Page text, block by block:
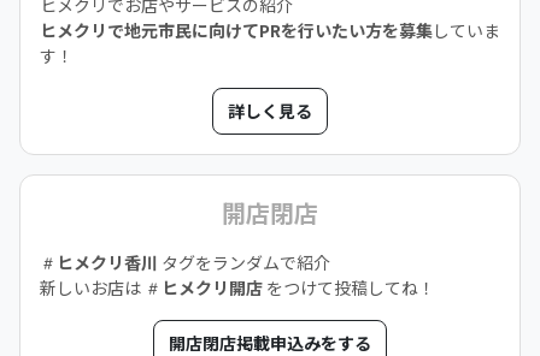
ヒメクリで地元市民に向けてPRを行いたい方を募集していま
す！
詳しく見る
開店閉店
ヒメクリ香川 タグをランダムで紹介
新しいお店は
ヒメクリ開店 をつけて投稿してね！
開店閉店掲載申込みをする